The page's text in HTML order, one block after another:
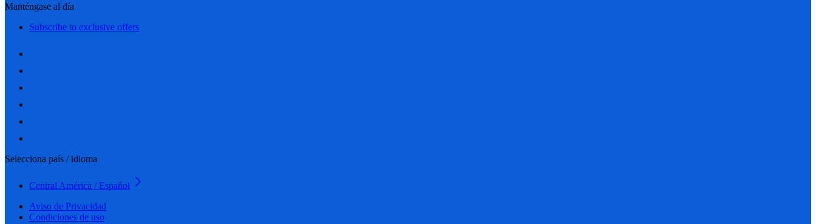
Manténgase al día
Subscribe to exclusive offers
Selecciona país / idioma
Central América / Español
Aviso de Privacidad
Condiciones de uso